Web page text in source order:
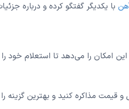
با یکدیگر گفتگو کرده و درباره
امکان را می‌دهد تا استعلام خود